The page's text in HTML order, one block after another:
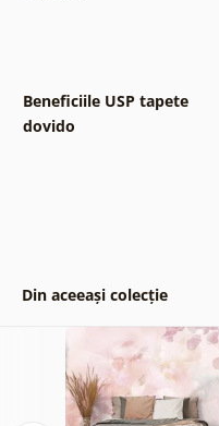
Beneficiile USP tapete
dovido
Din aceeași colecție